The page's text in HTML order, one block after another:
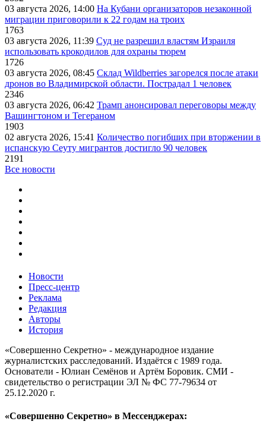
03 августа 2026, 14:00 На Кубани организаторов незаконной
миграции приговорили к 22 годам на троих
1763
03 августа 2026, 11:39 Суд не разрешил властям Израиля
использовать крокодилов для охраны тюрем
1726
03 августа 2026, 08:45 Склад Wildberries загорелся после атаки
дронов во Владимирской области. Пострадал 1 человек
2346
03 августа 2026, 06:42 Трамп анонсировал переговоры между
Вашингтоном и Тегераном
1903
02 августа 2026, 15:41 Количество погибших при вторжении в
испанскую Сеуту мигрантов достигло 90 человек
2191
Все новости
Новости
Пресс-центр
Реклама
Редакция
Авторы
История
«Совершенно Секретно» - международное издание
журналистских расследований. Издаётся с 1989 года.
Основатели - Юлиан Семёнов и Артём Боровик. CМИ -
свидетельство о регистрации ЭЛ № ФС 77-79634 от
25.12.2020 г.
«Совершенно Секретно» в Мессенджерах: